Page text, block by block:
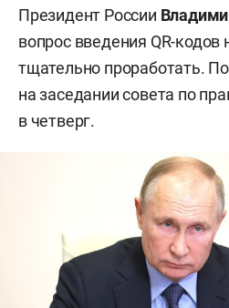
Президент России
вопрос введения QR-кодов
тщательно проработать.
на заседании совета по
в четверг.